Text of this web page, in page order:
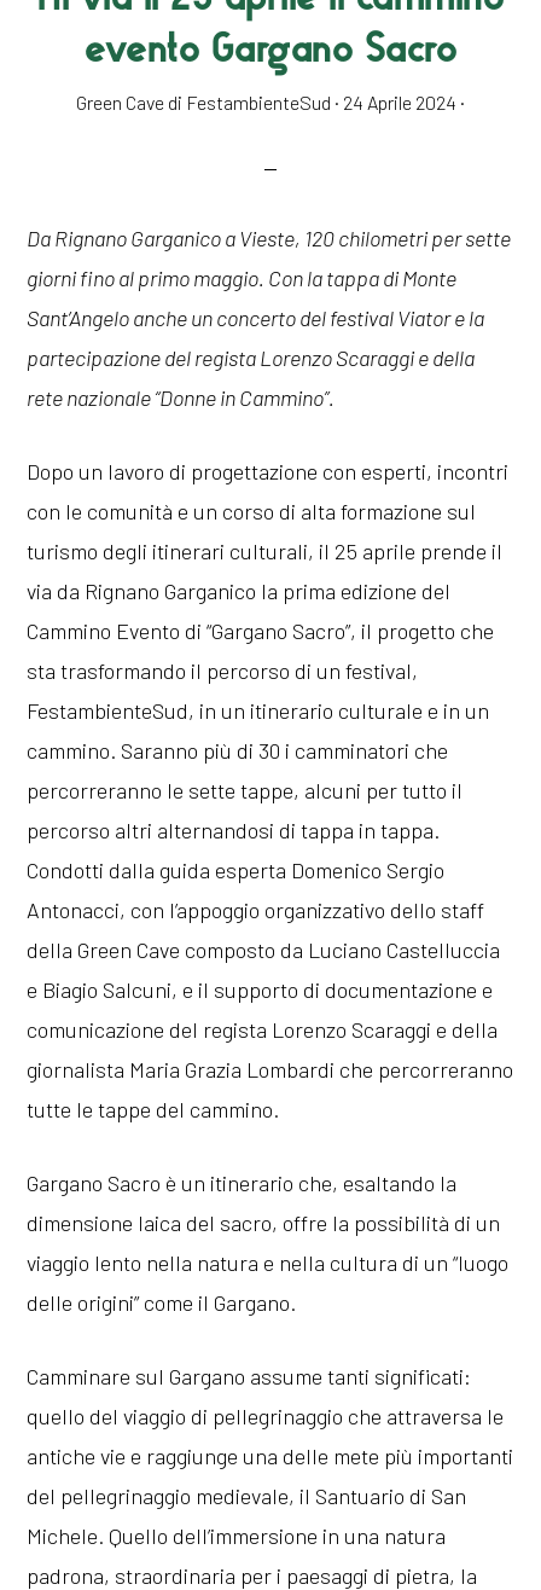
evento Gargano Sacro
Green Cave di FestambienteSud · 24 Aprile 2024 ·
Da Rignano Garganico a Vieste, 120 chilometri per sette
giorni fino al primo maggio. Con la tappa di Monte
Sant’Angelo anche un concerto del festival Viator e la
partecipazione del regista Lorenzo Scaraggi e della
rete nazionale “Donne in Cammino”.
Dopo un lavoro di progettazione con esperti, incontri
con le comunità e un corso di alta formazione sul
turismo degli itinerari culturali, il 25 aprile prende il
via da Rignano Garganico la prima edizione del
Cammino Evento di “Gargano Sacro”, il progetto che
sta trasformando il percorso di un festival,
FestambienteSud, in un itinerario culturale e in un
cammino. Saranno più di 30 i camminatori che
percorreranno le sette tappe, alcuni per tutto il
percorso altri alternandosi di tappa in tappa.
Condotti dalla guida esperta Domenico Sergio
Antonacci, con l’appoggio organizzativo dello staff
della Green Cave composto da Luciano Castelluccia
e Biagio Salcuni, e il supporto di documentazione e
comunicazione del regista Lorenzo Scaraggi e della
giornalista Maria Grazia Lombardi che percorreranno
tutte le tappe del cammino.
Gargano Sacro è un itinerario che, esaltando la
dimensione laica del sacro, offre la possibilità di un
viaggio lento nella natura e nella cultura di un “luogo
delle origini” come il Gargano.
Camminare sul Gargano assume tanti significati:
quello del viaggio di pellegrinaggio che attraversa le
antiche vie e raggiunge una delle mete più importanti
del pellegrinaggio medievale, il Santuario di San
Michele. Quello dell’immersione in una natura
padrona, straordinaria per i paesaggi di pietra, la